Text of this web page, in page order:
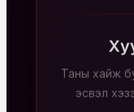
Таны хайж
эсвэл